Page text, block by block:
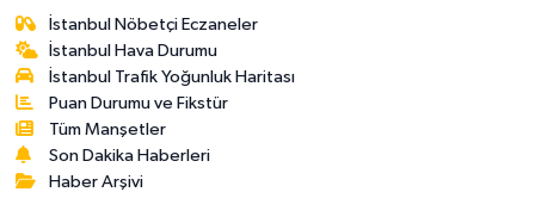
İstanbul Nöbetçi Eczaneler
İstanbul Hava Durumu
İstanbul Trafik Yoğunluk Haritası
Puan Durumu ve Fikstür
Tüm Manşetler
Son Dakika Haberleri
Haber Arşivi